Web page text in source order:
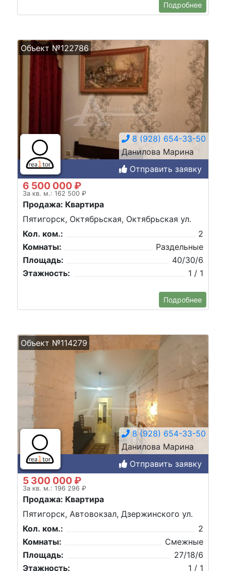
Подробнее
Объект №122786
8 (928) 654-33-50
Данилова Марина
Отправить заявку
6 500 000 ₽
За кв. м.: 162 500 ₽
Продажа: Квартира
Пятигорск, Октябрьская, Октябрьская ул.
Кол. ком.:
2
Комнаты:
Раздельные
Площадь:
40/30/6
Этажность:
1 / 1
Подробнее
Объект №114279
8 (928) 654-33-50
Данилова Марина
Отправить заявку
5 300 000 ₽
За кв. м.: 196 296 ₽
Продажа: Квартира
Пятигорск, Автовокзал, Дзержинского ул.
Кол. ком.:
2
Комнаты:
Смежные
Площадь:
27/18/6
Этажность:
1 / 1